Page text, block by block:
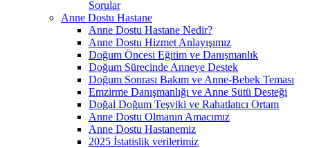
Sorular
Anne Dostu Hastane
Anne Dostu Hastane Nedir?
Anne Dostu Hizmet Anlayışımız
Doğum Öncesi Eğitim ve Danışmanlık
Doğum Sürecinde Anneye Destek
Doğum Sonrası Bakım ve Anne-Bebek Teması
Emzirme Danışmanlığı ve Anne Sütü Desteği
Doğal Doğum Teşviki ve Rahatlatıcı Ortam
Anne Dostu Olmanın Amacımız
Anne Dostu Hastanemiz
2025 İstatislik verilerimiz